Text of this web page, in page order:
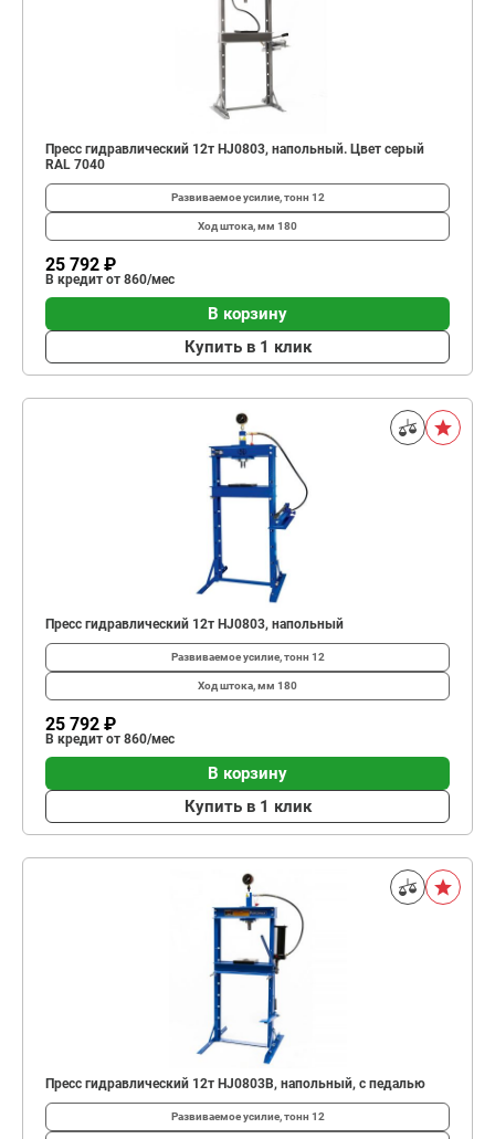
Пресс гидравлический 12т HJ0803, напольный. Цвет серый
RAL 7040
Развиваемое усилие, тонн 12
Ход штока, мм 180
25 792 ₽
В кредит от 860/мес
В корзину
Купить в 1 клик
Пресс гидравлический 12т HJ0803, напольный
Развиваемое усилие, тонн 12
Ход штока, мм 180
25 792 ₽
В кредит от 860/мес
В корзину
Купить в 1 клик
Пресс гидравлический 12т HJ0803B, напольный, с педалью
Развиваемое усилие, тонн 12